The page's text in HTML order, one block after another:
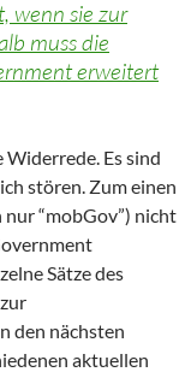
wenn sie zur
muss die
erweitert
Es sind
stören. Zum einen
“mobGov”) nicht
Sätze des
den nächsten
aktuellen